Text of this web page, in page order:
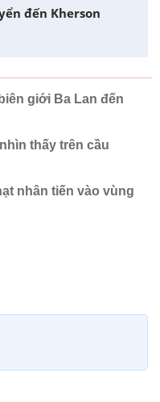
đến Kherson
giới Ba Lan đến
thấy trên cầu
nhân tiến vào vùng